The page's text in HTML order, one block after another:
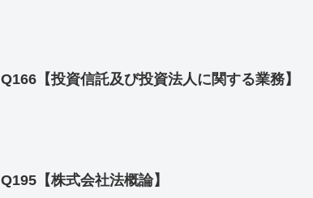
Q166【投資信託及び投資法人に関する業務】
Q195【株式会社法概論】